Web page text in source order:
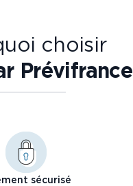
choisir
Prévifrance
sécurisé